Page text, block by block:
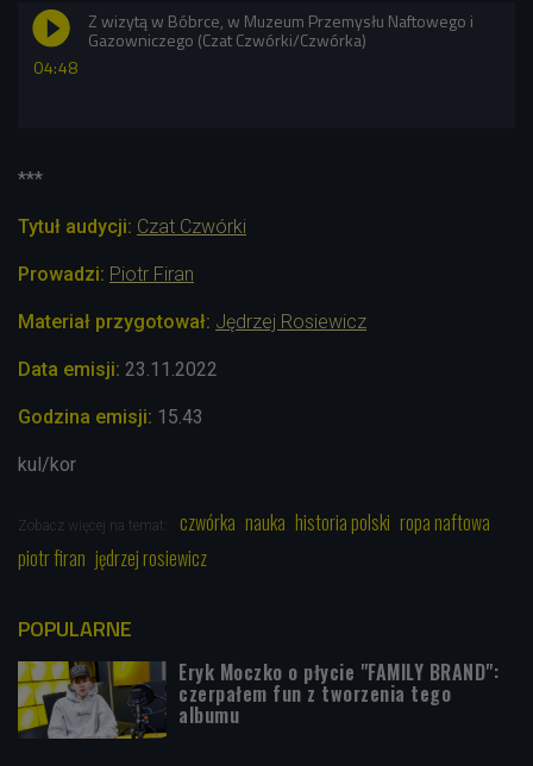
04:48
Z wizytą w Bóbrce, w Muzeum Przemysłu Naftowego i
Gazowniczego (Czat Czwórki/Czwórka)
***
Tytuł audycji: Czat Czwórki
Prowadzi: Piotr Firan
Materiał przygotował: Jędrzej Rosiewicz
Data emisji: 23.11.2022
Godzina emisji: 15.43
kul/kor
Zobacz więcej na temat: czwórka nauka historia polski ropa naftowa
piotr firan jędrzej rosiewicz
POPULARNE
Eryk Moczko o płycie "FAMILY BRAND":
czerpałem fun z tworzenia tego
albumu